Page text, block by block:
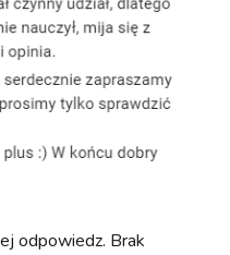
odpowiedz. Brak